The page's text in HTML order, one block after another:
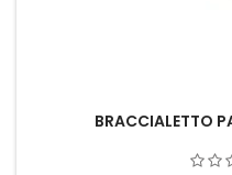
BRACCIALETTO